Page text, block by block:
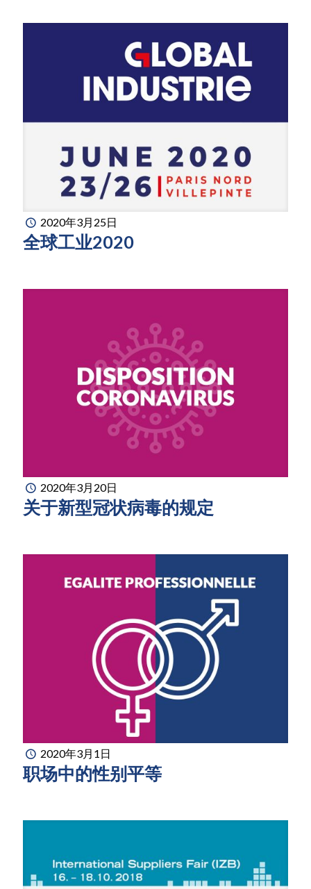
2020年3月25日
全球工业2020
2020年3月20日
关于新型冠状病毒的规定
2020年3月1日
职场中的性别平等